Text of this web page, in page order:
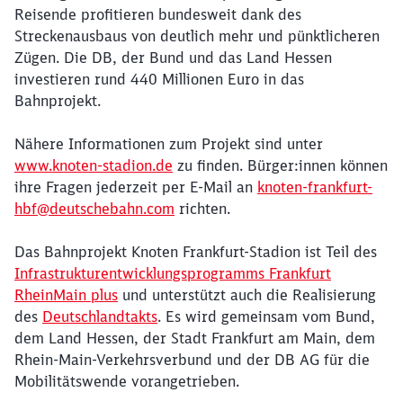
Reisende profitieren bundesweit dank des
Streckenausbaus von deutlich mehr und pünktlicheren
Zügen. Die DB, der Bund und das Land Hessen
investieren rund 440 Millionen Euro in das
Bahnprojekt.
Nähere Informationen zum Projekt sind unter
www.knoten-stadion.de zu finden. Bürger:innen können
ihre Fragen jederzeit per E-Mail an knoten-frankfurt-
hbf@deutschebahn.com richten.
Das Bahnprojekt Knoten Frankfurt-Stadion ist Teil des
Infrastrukturentwicklungsprogramms Frankfurt
RheinMain plus und unterstützt auch die Realisierung
des Deutschlandtakts. Es wird gemeinsam vom Bund,
dem Land Hessen, der Stadt Frankfurt am Main, dem
Rhein-Main-Verkehrsverbund und der DB AG für die
Mobilitätswende vorangetrieben.